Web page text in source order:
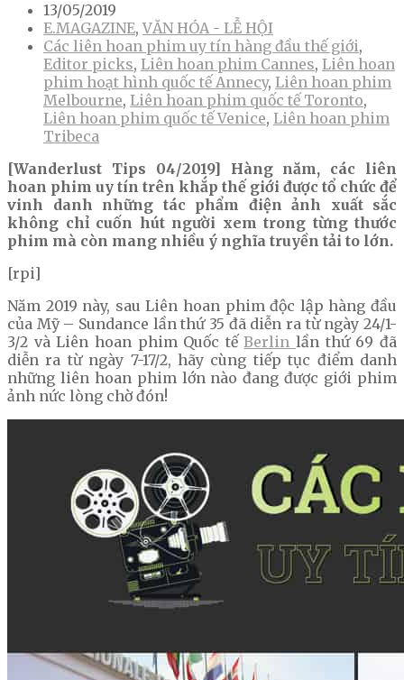
13/05/2019
E.MAGAZINE,VĂN HÓA - LỄ HỘI
Các liên hoan phim uy tín hàng đầu thế giới,
Editor picks, Liên hoan phim Cannes, Liên hoan
phim hoạt hình quốc tế Annecy, Liên hoan phim
Melbourne, Liên hoan phim quốc tế Toronto,
Liên hoan phim quốc tế Venice, Liên hoan phim
Tribeca
[Wanderlust Tips 04/2019] Hàng năm, các liên
hoan phim uy tín trên khắp thế giới được tổ chức để
vinh danh những tác phẩm điện ảnh xuất sắc
không chỉ cuốn hút người xem trong từng thước
phim mà còn mang nhiều ý nghĩa truyền tải to lớn.
[rpi]
Năm 2019 này, sau Liên hoan phim độc lập hàng đầu
của Mỹ – Sundance lần thứ 35 đã diễn ra từ ngày 24/1-
3/2 và Liên hoan phim Quốc tếBerlinlần thứ 69 đã
diễn ra từ ngày 7-17/2, hãy cùng tiếp tục điểm danh
những liên hoan phim lớn nào đang được giới phim
ảnh nức lòng chờ đón!